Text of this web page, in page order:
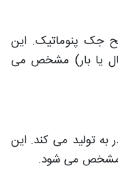
جک پنوماتیک. این
یا بار) مشخص می
به تولید می کند. این
مشخص می شود.